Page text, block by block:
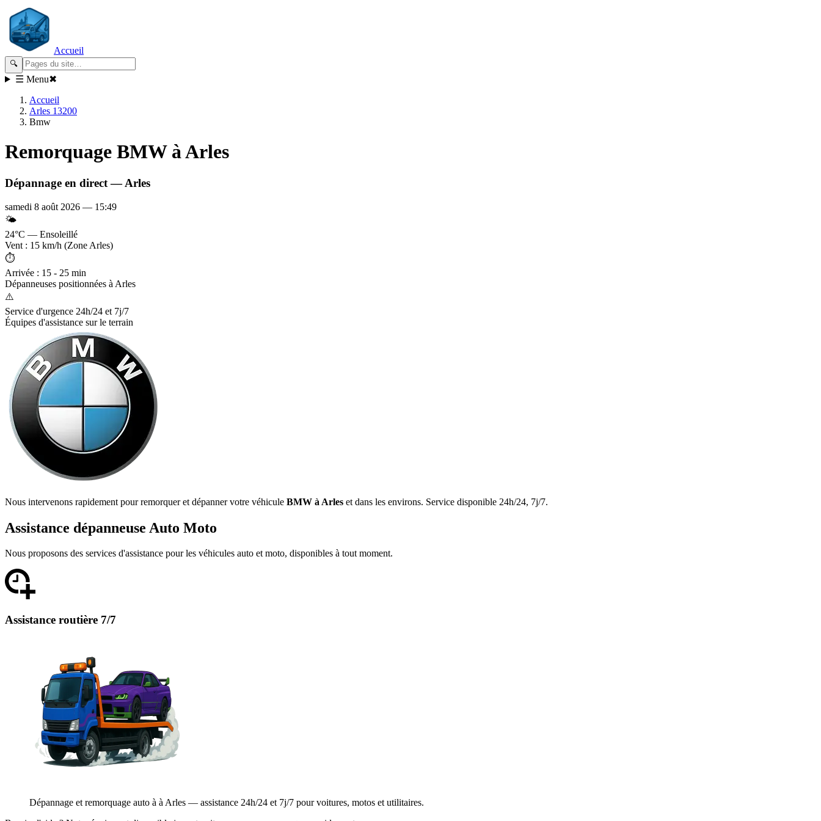
Accueil
🔍
☰ Menu✖
Accueil
Arles 13200
Bmw
Remorquage BMW à Arles
Dépannage en direct —Arles
samedi 8 août 2026 — 15:49
🌤️
24°C — Ensoleillé
Vent : 15 km/h (Zone Arles)
⏱️
Arrivée : 15 - 25 min
Dépanneuses positionnées à Arles
⚠️
Service d'urgence 24h/24 et 7j/7
Équipes d'assistance sur le terrain
Nous intervenons rapidement pour remorquer et dépanner votre véhicule BMW à Arles et dans les environs. Service disponible 24h/24, 7j/7.
Assistance dépanneuse Auto Moto
Nous proposons des services d'assistance pour les véhicules auto et moto, disponibles à tout moment.
Assistance routière 7/7
Dépannage et remorquage auto à à Arles — assistance 24h/24 et 7j/7 pour voitures, motos et utilitaires.